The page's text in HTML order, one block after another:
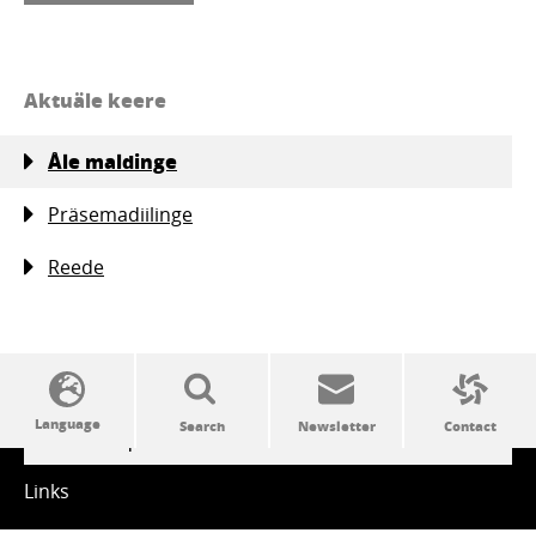
Aktuäle keere
Åle maldinge
Präsemadiilinge
Reede
SSW politics from A to Z
Links